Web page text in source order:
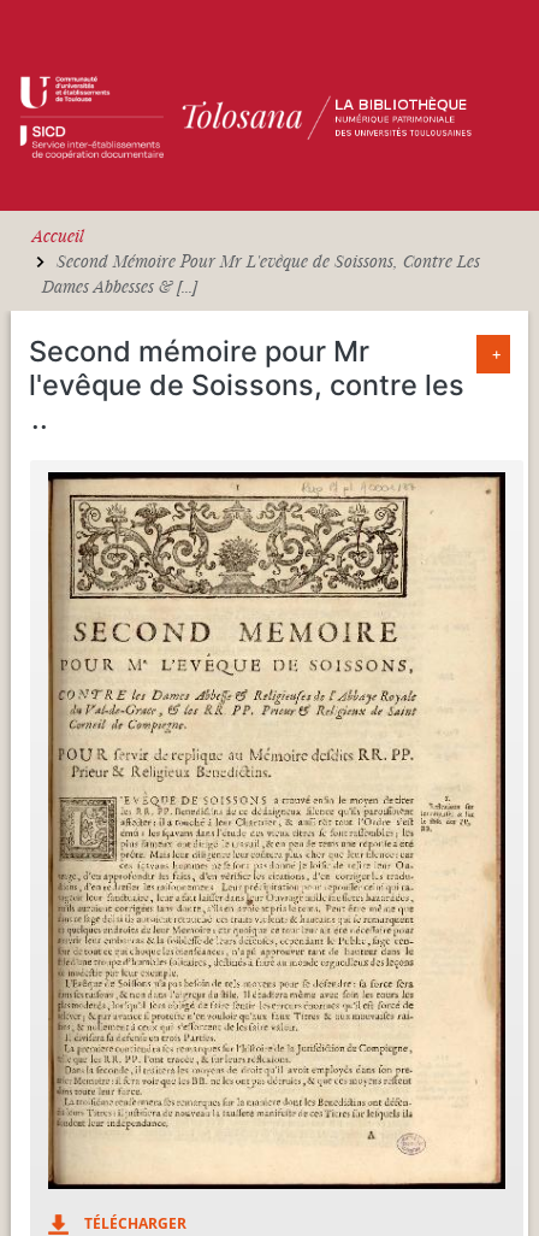
Accueil
Second Mémoire Pour Mr L'evêque de Soissons, Contre Les
Dames Abbesses & [...]
Second mémoire pour Mr
l'evêque de Soissons, contre les
...
+
TÉLÉCHARGER